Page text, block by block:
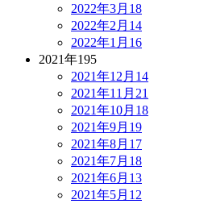
2022年3月 18
2022年2月 14
2022年1月 16
2021年195
2021年12月 14
2021年11月 21
2021年10月 18
2021年9月 19
2021年8月 17
2021年7月 18
2021年6月 13
2021年5月 12